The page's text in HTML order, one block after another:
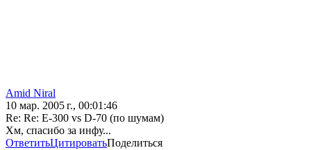
Amid Niral
10 мар. 2005 г., 00:01:46
Re: Re: E-300 vs D-70 (по шумам)
Хм, спасибо за инфу...
ОтветитьЦитироватьПоделиться